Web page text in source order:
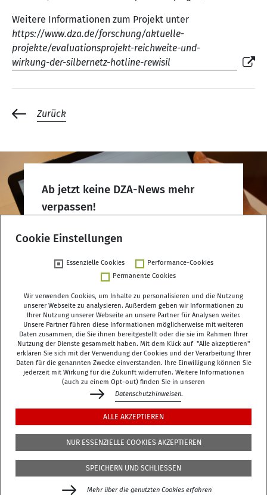
Weitere Informationen zum Projekt unter
https://www.dza.de/forschung/aktuelle-
projekte/evaluationsprojekt-reichweite-und-
wirkung-der-silbernetz-hotline-rewisil
Zurück
Ab jetzt keine DZA-News mehr
verpassen!
Deutsches Zentrum für Altersfragen (DZA)
Manfred-von-Richthofen-Straße 2
12101 Berlin
dza-berlin dza de
+49 (0)30 - 260740-0
+49 (0)30 - 260740-33
Manfred-von-Richthofen-Str./Ecke Dudenstr.
Cookie Einstellungen
Essenzielle Cookies
Performance-Cookies
Permanente Cookies
Wir verwenden Cookies, um Inhalte zu personalisieren und die Nutzung
unserer Webseite zu analysieren. Außerdem geben wir Informationen zu
Ihrer Nutzung unserer Webseite an unsere Partner für Analysen weiter.
Unsere Partner führen diese Informationen möglicherweise mit weiteren
Daten zusammen, die Sie ihnen bereitgestellt oder die sie im Rahmen Ihrer
Nutzung der Dienste gesammelt haben. Mit dem Klick auf "Alle akzeptieren"
erklären Sie sich mit der Verwendung der Cookies und der Verarbeitung Ihrer
Daten für die genannten Zwecke einverstanden. Ihre Einwilligung können Sie
jederzeit mit Wirkung für die Zukunft widerrufen. Weitere Informationen
(auch zu einem Opt-out) finden Sie in unseren
Datenschutzhinweisen.
ALLE AKZEPTIEREN
NUR ESSENZIELLE COOKIES AKZEPTIEREN
SPEICHERN UND SCHLIESSEN
Mehr über die genutzten Cookies erfahren